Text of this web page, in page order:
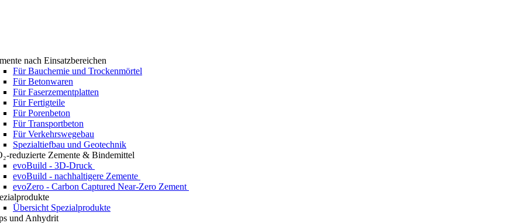
nach Einsatzbereichen
Für Bauchemie und Trockenmörtel
Für Betonwaren
Für Faserzementplatten
Für Fertigteile
Für Porenbeton
Für Transportbeton
Für Verkehrswegebau
Spezialtiefbau und Geotechnik
reduzierte Zemente & Bindemittel
evoBuild - 3D-Druck
evoBuild - nachhaltigere Zemente
evoZero - Carbon Captured Near-Zero Zement
Übersicht Spezialprodukte
und Anhydrit